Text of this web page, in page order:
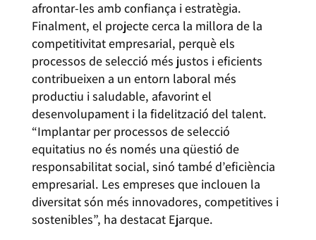
afrontar-les amb confiança i estratègia.
Finalment, el projecte cerca la millora de la
competitivitat empresarial, perquè els
processos de selecció més justos i eficients
contribueixen a un entorn laboral més
productiu i saludable, afavorint el
desenvolupament i la fidelització del talent.
“Implantar per processos de selecció
equitatius no és només una qüestió de
responsabilitat social, sinó també d’eficiència
empresarial. Les empreses que inclouen la
diversitat són més innovadores, competitives i
sostenibles”, ha destacat Ejarque.